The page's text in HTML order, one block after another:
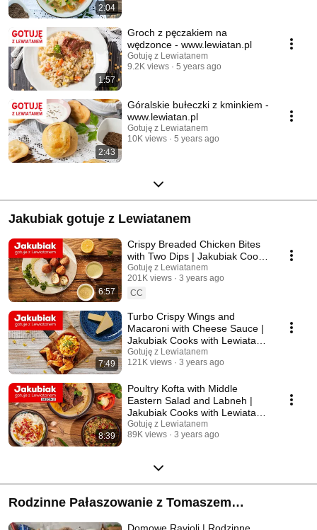
2:04
1:57
Groch z pęczakiem na
wędzonce - www.lewiatan.pl
Gotuję z Lewiatanem
9.2K views
5 years ago
2:43
Góralskie bułeczki z kminkiem -
www.lewiatan.pl
Gotuję z Lewiatanem
10K views
5 years ago
Jakubiak gotuje z Lewiatanem
6:57
Crispy Breaded Chicken Bites
with Two Dips | Jakubiak Cooks
with Lewiatan Ep. 4
Gotuję z Lewiatanem
201K views
3 years ago
CC
7:49
Turbo Crispy Wings and
Macaroni with Cheese Sauce |
Jakubiak Cooks with Lewiatan
Ep. 14
Gotuję z Lewiatanem
121K views
3 years ago
8:39
Poultry Kofta with Middle
Eastern Salad and Labneh |
Jakubiak Cooks with Lewiatan
Ep. 10
Gotuję z Lewiatanem
89K views
3 years ago
Rodzinne Pałaszowanie z Tomaszem
Jakubiakiem
Domowe Ravioli | Rodzinne